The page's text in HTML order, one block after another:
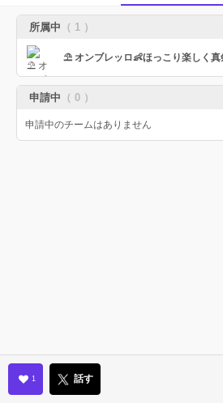
所属中 （ 1 ）
申請中 （ 0 ）
申請中のチームはありません
1 話す